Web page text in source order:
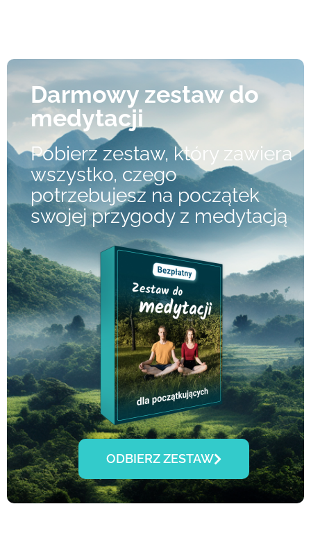
Darmowy zestaw do
medytacji​
Pobierz zestaw, który zawiera
wszystko, czego
potrzebujesz na początek
swojej przygody z medytacją
ODBIERZ ZESTAW